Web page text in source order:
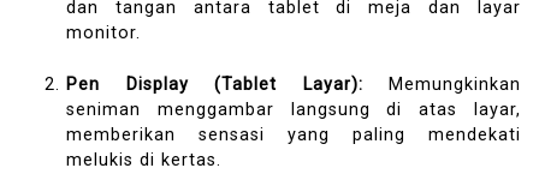
dan tangan antara tablet di meja dan layar
monitor.
Pen Display (Tablet Layar): Memungkinkan
seniman menggambar langsung di atas layar,
memberikan sensasi yang paling mendekati
melukis di kertas.